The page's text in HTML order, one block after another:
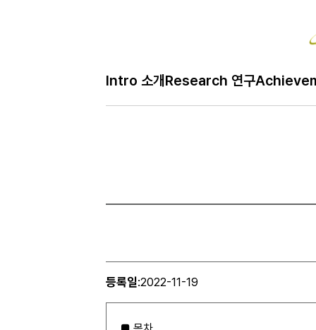
Intro 소개 Research 연구
등록일:2022-11-19